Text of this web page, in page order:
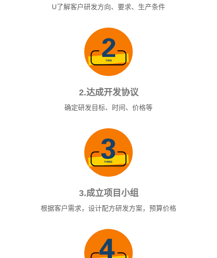
U了解客户研发方向、要求、生产条件
2.达成开发协议
确定研发目标、时间、价格等
3.成立项目小组
根据客户需求，设计配方研发方案，预算价格